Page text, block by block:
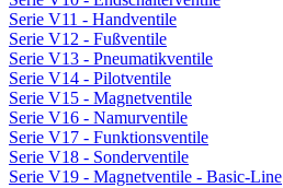
Serie V11 - Handventile
Serie V12 - Fußventile
Serie V13 - Pneumatikventile
Serie V14 - Pilotventile
Serie V15 - Magnetventile
Serie V16 - Namurventile
Serie V17 - Funktionsventile
Serie V18 - Sonderventile
Serie V19 - Magnetventile - Basic-Line